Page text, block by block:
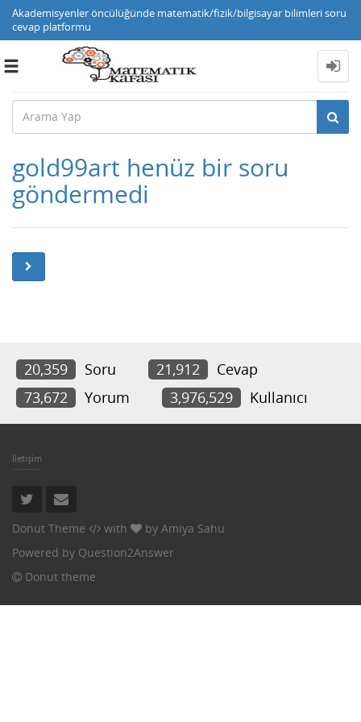
Akademisyenler öncülüğünde matematik/fizik/bilgisayar bilimleri soru
cevap platformu
Toggle
gold99art henüz bir soru
göndermedi
20,359 Soru 21,912
Cevap
73,672
Yorum 3,976,529 Kullanıcı
İletişim
Donut Theme with by Amiya Sahu
Powered by Question2Answer
Donut theme